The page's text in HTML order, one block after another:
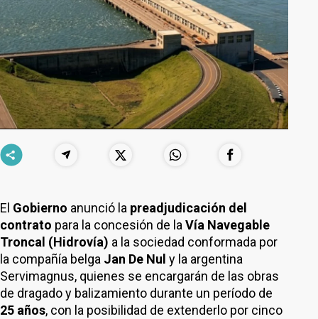
El Gobierno anunció la preadjudicación del
contrato para la concesión de la Vía Navegable
Troncal (Hidrovía) a la sociedad conformada por
la compañía belga Jan De Nul y la argentina
Servimagnus, quienes se encargarán de las obras
de dragado y balizamiento durante un período de
25 años, con la posibilidad de extenderlo por cinco